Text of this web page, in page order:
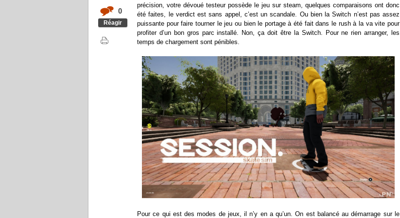
0
Réagir
précision, votre dévoué testeur possède le jeu sur steam, quelques comparaisons ont donc
été faites, le verdict est sans appel, c’est un scandale. Ou bien la Switch n’est pas assez
puissante pour faire tourner le jeu ou bien le portage à été fait dans le rush à la va vite pour
profiter d’un bon gros parc installé. Non, ça doit être la Switch. Pour ne rien arranger, les
temps de chargement sont pénibles.
Pour ce qui est des modes de jeux, il n’y en a qu’un. On est balancé au démarrage sur le